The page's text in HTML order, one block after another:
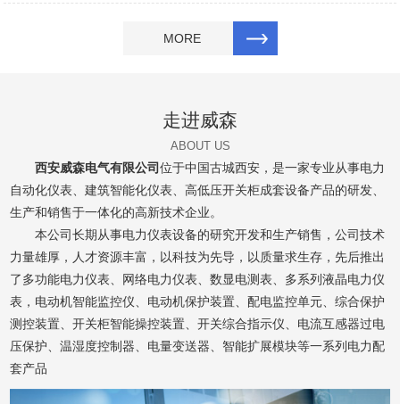
MORE
走进威森
ABOUT US
西安威森电气有限公司位于中国古城西安，是一家专业从事电力
自动化仪表、建筑智能化仪表、高低压开关柜成套设备产品的研发、
生产和销售于一体化的高新技术企业。
本公司长期从事电力仪表设备的研究开发和生产销售，公司技术
力量雄厚，人才资源丰富，以科技为先导，以质量求生存，先后推出
了多功能电力仪表、网络电力仪表、数显电测表、多系列液晶电力仪
表，电动机智能监控仪、电动机保护装置、配电监控单元、综合保护
测控装置、开关柜智能操控装置、开关综合指示仪、电流互感器过电
压保护、温湿度控制器、电量变送器、智能扩展模块等一系列电力配
套产品